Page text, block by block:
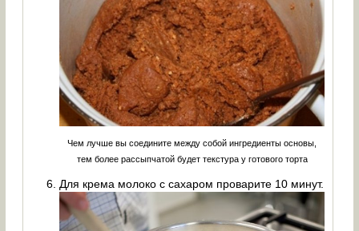
Чем лучше вы соедините между собой ингредиенты основы,
тем более рассыпчатой будет текстура у готового торта
Для крема молоко с сахаром проварите 10 минут.